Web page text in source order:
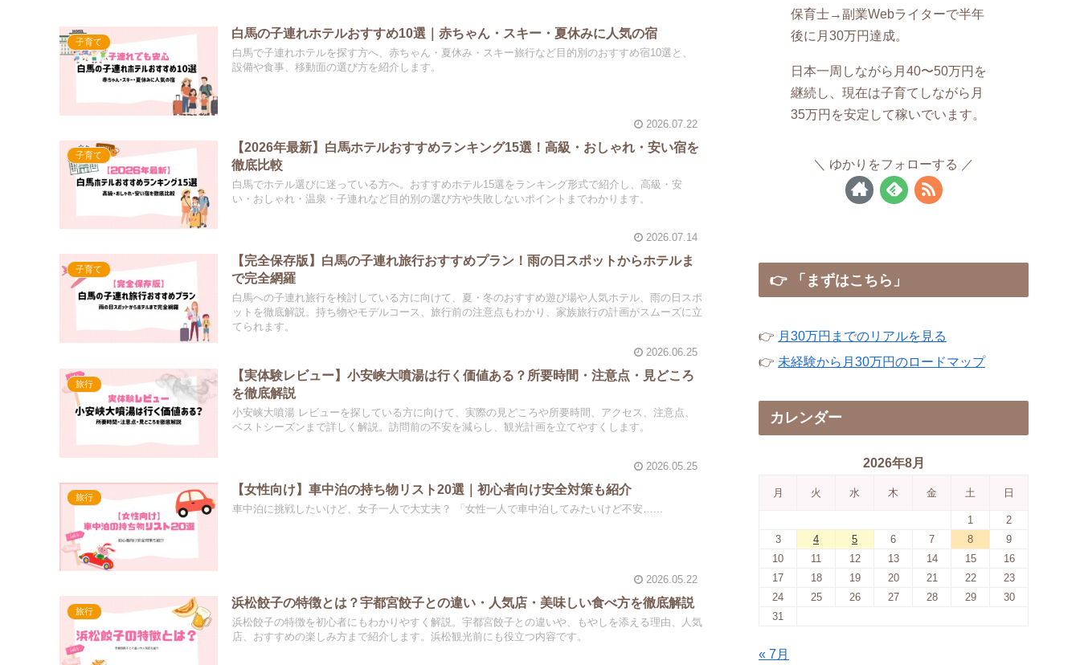
子育て
白馬の子連れホテルおすすめ10選｜赤ちゃん・スキー・夏休みに人気の宿
白馬で子連れホテルを探す方へ、赤ちゃん・夏休み・スキー旅行など目的別のおすすめ宿10選と、
設備や食事、移動面の選び方を紹介します。
2026.07.22
子育て
【2026年最新】白馬ホテルおすすめランキング15選！高級・おしゃれ・安い宿を
徹底比較
白馬でホテル選びに迷っている方へ。おすすめホテル15選をランキング形式で紹介し、高級・安
い・おしゃれ・温泉・子連れなど目的別の選び方や失敗しないポイントまでわかります。
2026.07.14
子育て
【完全保存版】白馬の子連れ旅行おすすめプラン！雨の日スポットからホテルま
で完全網羅
白馬への子連れ旅行を検討している方に向けて、夏・冬のおすすめ遊び場や人気ホテル、雨の日スポ
ットを徹底解説。持ち物やモデルコース、旅行前の注意点もわかり、家族旅行の計画がスムーズに立
てられます。
2026.06.25
旅行
【実体験レビュー】小安峡大噴湯は行く価値ある？所要時間・注意点・見どころ
を徹底解説
小安峡大噴湯 レビューを探している方に向けて、実際の見どころや所要時間、アクセス、注意点、
ベストシーズンまで詳しく解説。訪問前の不安を減らし、観光計画を立てやすくします。
2026.05.25
旅行
【女性向け】車中泊の持ち物リスト20選｜初心者向け安全対策も紹介
車中泊に挑戦したいけど、女子一人で大丈夫？ 「女性一人で車中泊してみたいけど不安…...
2026.05.22
旅行
浜松餃子の特徴とは？宇都宮餃子との違い・人気店・美味しい食べ方を徹底解説
浜松餃子の特徴を初心者にもわかりやすく解説。宇都宮餃子との違いや、もやしを添える理由、人気
店、おすすめの楽しみ方まで紹介します。浜松観光前にも役立つ内容です。
保育士→副業Webライターで半年
後に月30万円達成。
日本一周しながら月40〜50万円を
継続し、現在は子育てしながら月
35万円を安定して稼いでいます。
ゆかりをフォローする
👉 「まずはこちら」
👉 月30万円までのリアルを見る
👉 未経験から月30万円のロードマップ
カレンダー
2026年8月
月 火 水 木 金 土 日
1
2
3
4 5 6 7 8
9
10
11 12 13 14 15
16
17
18 19 20 21 22
23
24
25 26 27 28 29
30
31
« 7月